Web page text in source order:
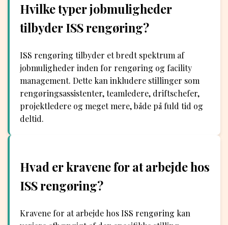
Hvilke typer jobmuligheder
tilbyder ISS rengøring?
ISS rengøring tilbyder et bredt spektrum af
jobmuligheder inden for rengøring og facility
management. Dette kan inkludere stillinger som
rengøringsassistenter, teamledere, driftschefer,
projektledere og meget mere, både på fuld tid og
deltid.
Hvad er kravene for at arbejde hos
ISS rengøring?
Kravene for at arbejde hos ISS rengøring kan